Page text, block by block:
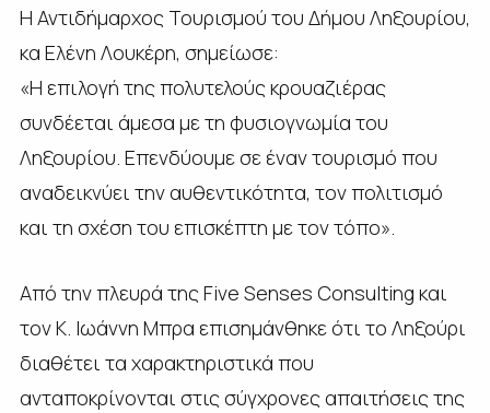
Η Αντιδήμαρχος Τουρισμού του Δήμου Ληξουρίου,
κα Ελένη Λουκέρη, σημείωσε:
«Η επιλογή της πολυτελούς κρουαζιέρας
συνδέεται άμεσα με τη φυσιογνωμία του
Ληξουρίου. Επενδύουμε σε έναν τουρισμό που
αναδεικνύει την αυθεντικότητα, τον πολιτισμό
και τη σχέση του επισκέπτη με τον τόπο».
Από την πλευρά της Five Senses Consulting και
τον Κ. Ιωάννη Μπρα επισημάνθηκε ότι το Ληξούρι
διαθέτει τα χαρακτηριστικά που
ανταποκρίνονται στις σύγχρονες απαιτήσεις της